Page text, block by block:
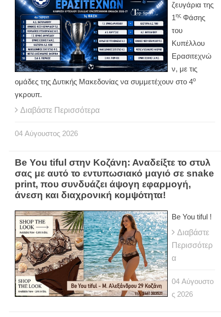
ζευγάρια της
1ης Φάσης
του
Κυπέλλου
Ερασιτεχνώ
ν, με τις
ομάδες της Δυτικής Μακεδονίας να συμμετέχουν στο 4ο
γκρουπ.
Διαβάστε Περισσότερα
04 Αύγουστος 2026
Be You tiful στην Κοζάνη: Αναδείξτε το στυλ
σας με αυτό το εντυπωσιακό μαγιό σε snake
print, που συνδυάζει άψογη εφαρμογή,
άνεση και διαχρονική κομψότητα!
Be You tiful !
Διαβάστε
Περισσότερ
α
04 Αύγουστο
ς 2026